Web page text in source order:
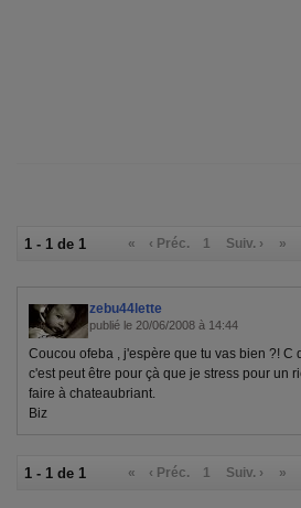
1 - 1 de 1 « ‹ Préc. 1 Suiv. › »
zebu44lette
publié le 20/06/2008 à 14:44
Coucou ofeba , j'espère que tu vas bien ?! C
c'est peut être pour çà que je stress pour un
faire à chateaubriant.
Biz
1 - 1 de 1 « ‹ Préc. 1 Suiv. › »